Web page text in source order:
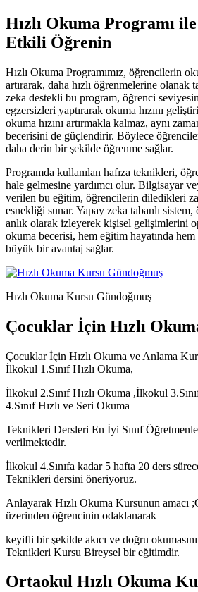
Hızlı Okuma Programı
Etkili Öğrenin
Hızlı Okuma Programımız, öğrencilerin
artırarak, daha hızlı öğrenmelerine olanak
zeka destekli bu program, öğrenci
egzersizleri yaptırarak okuma hızını
okuma hızını artırmakla kalmaz, aynı
becerisini de güçlendirir. Böylece
daha derin bir şekilde öğrenme sağlar.
Programda kullanılan hafıza teknikleri,
hale gelmesine yardımcı olur. Bilgisayar
verilen bu eğitim, öğrencilerin diledikleri
esnekliği sunar. Yapay zeka tabanlı
anlık olarak izleyerek kişisel gelişimlerini
okuma becerisi, hem eğitim hayatında
büyük bir avantaj sağlar.
Hızlı Okuma Kursu Gündoğmuş
Çocuklar İçin Hızlı
Çocuklar İçin Hızlı Okuma ve Anlama
İlkokul 1.Sınıf Hızlı Okuma,
İlkokul 2.Sınıf Hızlı Okuma ,İlkokul
4.Sınıf Hızlı ve Seri Okuma
Teknikleri Dersleri En İyi Sınıf
verilmektedir.
İlkokul 4.Sınıfa kadar 5 hafta 20 ders
Teknikleri dersini öneriyoruz.
Anlayarak Hızlı Okuma Kursunun amacı
üzerinden öğrencinin odaklanarak
keyifli bir şekilde akıcı ve doğru
Teknikleri Kursu Bireysel bir eğitimdir.
Ortaokul Hızlı Okuma